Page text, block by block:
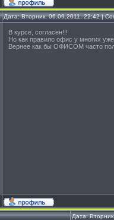
Дата: Вторник, 06.09.2011, 22:42 |
В курсе, согласен!!!
Но как правило офис у многих
Вернее как бы ОФИСОМ часто
Дата: